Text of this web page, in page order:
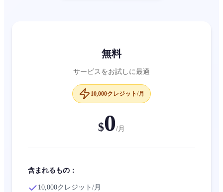
無料
サービスをお試しに最適
10,000クレジット/月
$0/月
含まれるもの：
10,000クレジット/月